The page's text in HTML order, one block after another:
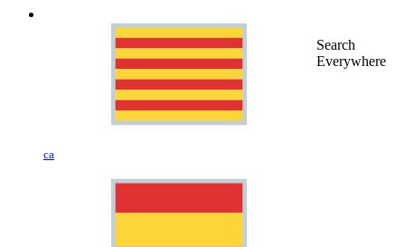
ca
Search
Everywhere